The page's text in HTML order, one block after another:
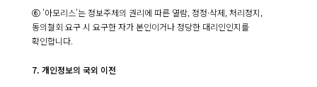
⑥ '아모리스'는 정보주체의 권리에 따른 열람, 정정·삭제, 처리정지,
동의철회 요구 시 요구한 자가 본인이거나 정당한 대리인인지를
확인합니다.
7. 개인정보의 국외 이전